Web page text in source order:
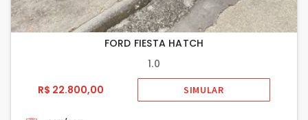
FORD FIESTA HATCH
1.0
R$ 22.800,00
SIMULAR